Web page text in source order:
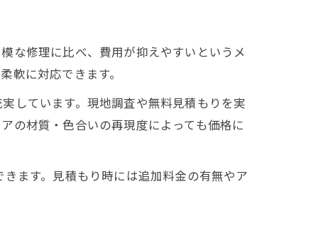
な修理に比べ、費用が抑えやすいというメ
に対応できます。
しています。現地調査や無料見積もりを実
の材質・色合いの再現度によっても価格に
ます。見積もり時には追加料金の有無やア